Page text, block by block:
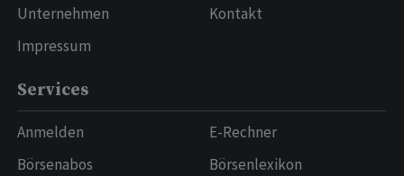
Unternehmen
Impressum
Kontakt
Services
Anmelden
Börsenabos
E-Rechner
Börsenlexikon